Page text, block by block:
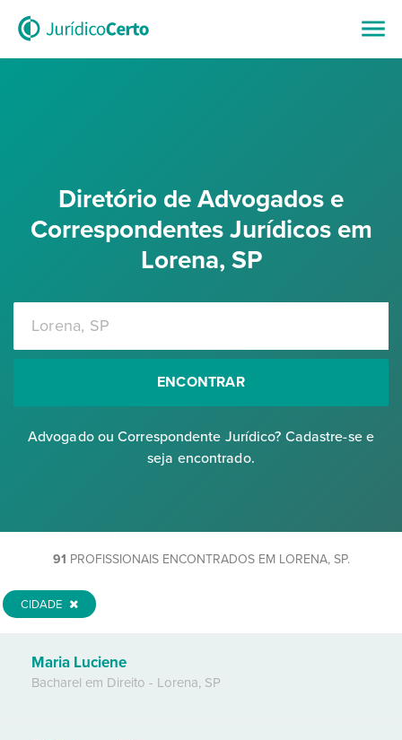
Diretório de Advogados e
Correspondentes Jurídicos em
Lorena, SP
ENCONTRAR
Advogado ou Correspondente Jurídico? Cadastre-se e
seja encontrado.
91 PROFISSIONAIS ENCONTRADOS EM LORENA, SP.
CIDADE
Maria Luciene
Bacharel em Direito - Lorena, SP